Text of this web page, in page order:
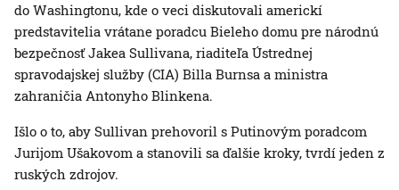
do Washingtonu, kde o veci diskutovali americkí
predstavitelia vrátane poradcu Bieleho domu pre národnú
bezpečnosť Jakea Sullivana, riaditeľa Ústrednej
spravodajskej služby (CIA) Billa Burnsa a ministra
zahraničia Antonyho Blinkena.
Išlo o to, aby Sullivan prehovoril s Putinovým poradcom
Jurijom Ušakovom a stanovili sa ďalšie kroky, tvrdí jeden z
ruských zdrojov.